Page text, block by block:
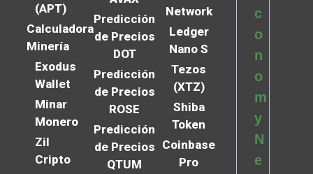
(APT)
Calculadora
Minería
Exodus
Wallet
Minar
Monero
Zil
Cripto
Predicción
de Precios
DOT
Predicción
de Precios
ROSE
Predicción
de Precios
QTUM
Network
Ledger
Nano S
Tezos
(XTZ)
Shiba
Token
Coinbase
Pro
c
o
n
o
m
y
N
e